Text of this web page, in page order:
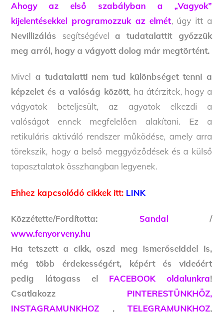
Ahogy az első szabályban a „Vagyok”
kijelentésekkel programozzuk az elmét, úgy itt a
Nevillizálás segítségével a tudatalattit győzzük
meg arról, hogy a vágyott dolog már megtörtént.
Mivel a tudatalatti nem tud különbséget tenni a
képzelet és a valóság között, ha átérzitek, hogy a
vágyatok beteljesült, az agyatok elkezdi a
valóságot ennek megfelelően alakítani. Ez a
retikuláris aktiváló rendszer működése, amely arra
törekszik, hogy a belső meggyőződések és a külső
tapasztalatok összhangban legyenek.
Ehhez kapcsolódó cikkek itt: LINK
Közzétette/Fordította: Sandal/
www.fenyorveny.hu
Ha tetszett a cikk, oszd meg ismerőseiddel is,
még több érdekességért, képért és videóért
pedig látogass el FACEBOOK oldalunkra!
Csatlakozz PINTERESTÜNKHÖZ,
INSTAGRAMUNKHOZ , TELEGRAMUNKHOZ,